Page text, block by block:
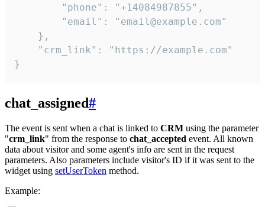
        "phone": "+14084987855",
        "email": "email@example.com"
    },
    "crm_link": "https://example.com"
}
chat_assigned#
The event is sent when a chat is linked to CRM using the parameter
"crm_link" from the response to chat_accepted event. All known
data about visitor and some agent's info are sent in the request
parameters. Also parameters include visitor's ID if it was sent to the
widget using setUserToken method.
Example: